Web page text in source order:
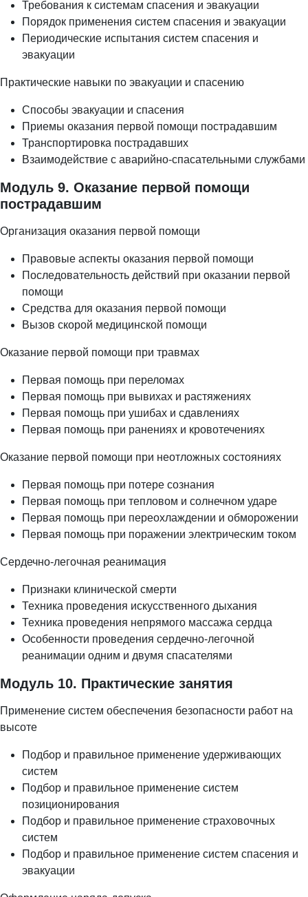
Требования к системам спасения и эвакуации
Порядок применения систем спасения и эвакуации
Периодические испытания систем спасения и
эвакуации
Практические навыки по эвакуации и спасению
Способы эвакуации и спасения
Приемы оказания первой помощи пострадавшим
Транспортировка пострадавших
Взаимодействие с аварийно-спасательными службами
Модуль 9. Оказание первой помощи
пострадавшим
Организация оказания первой помощи
Правовые аспекты оказания первой помощи
Последовательность действий при оказании первой
помощи
Средства для оказания первой помощи
Вызов скорой медицинской помощи
Оказание первой помощи при травмах
Первая помощь при переломах
Первая помощь при вывихах и растяжениях
Первая помощь при ушибах и сдавлениях
Первая помощь при ранениях и кровотечениях
Оказание первой помощи при неотложных состояниях
Первая помощь при потере сознания
Первая помощь при тепловом и солнечном ударе
Первая помощь при переохлаждении и обморожении
Первая помощь при поражении электрическим током
Сердечно-легочная реанимация
Признаки клинической смерти
Техника проведения искусственного дыхания
Техника проведения непрямого массажа сердца
Особенности проведения сердечно-легочной
реанимации одним и двумя спасателями
Модуль 10. Практические занятия
Применение систем обеспечения безопасности работ на
высоте
Подбор и правильное применение удерживающих
систем
Подбор и правильное применение систем
позиционирования
Подбор и правильное применение страховочных
систем
Подбор и правильное применение систем спасения и
эвакуации